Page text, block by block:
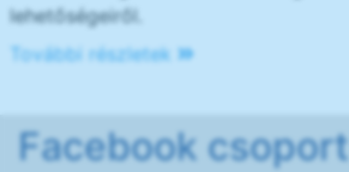
lehetőségeiről.
További részletek
Facebook csoport